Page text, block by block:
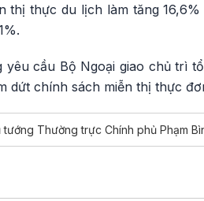
thị thực du lịch làm tăng
yêu cầu Bộ Ngoại giao chủ trì
dứt chính sách miễn thị thực
tướng Thường trực Chính phủ Phạm